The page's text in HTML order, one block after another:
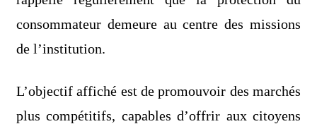
consommateur demeure au centre des missions
de l’institution.
L’objectif affiché est de promouvoir des marchés
plus compétitifs, capables d’offrir aux citoyens